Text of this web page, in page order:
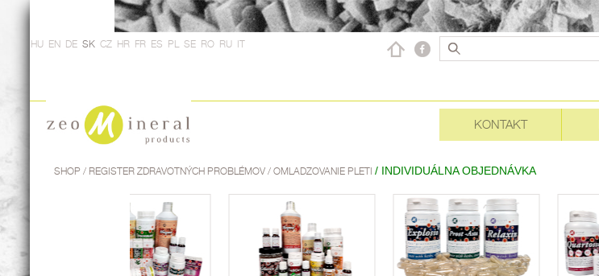
HU EN DE SK CZ HR FR ES PL SE RO RU IT
KONTAKT
SHOP / REGISTER ZDRAVOTNÝCH PROBLÉMOV / OMLADZOVANIE PLETI / INDIVIDUÁLNA OBJEDNÁVKA